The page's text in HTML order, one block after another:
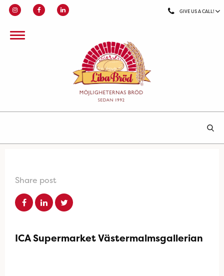
GIVE US A CALL!
Share post
ICA Supermarket Västermalmsgallerian